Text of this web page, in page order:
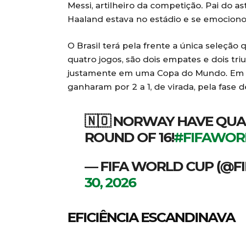
Messi, artilheiro da competição. Pai do
Haaland estava no estádio e se
O Brasil terá pela frente a única seleção
quatro jogos, são dois empates e dois
justamente em uma Copa do Mundo. Em
ganharam por 2 a 1, de virada, pela fase
🇳🇴 NORWAY HAVE
ROUND OF 16!
— FIFA WORLD CUP
30, 2026
EFICIÊNCIA ESCANDINAVA